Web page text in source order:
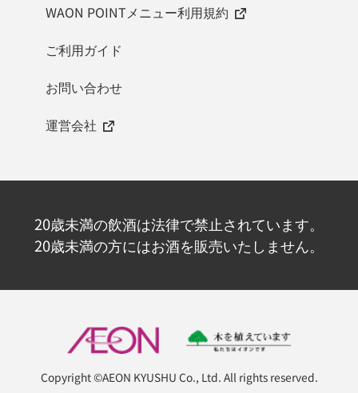
WAON POINTメニュー利用規約
ご利用ガイド
お問い合わせ
運営会社
20歳未満の飲酒は法律で禁止されています。
20歳未満の方にはお酒を販売いたしません。
Copyright ©AEON KYUSHU Co., Ltd. All rights reserved.